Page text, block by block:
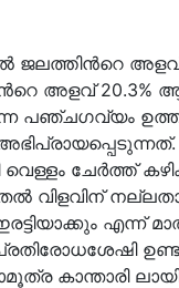
ജലത്തിൻറെ അളവ്
അളവ് 20.3%
പഞ്ചഗവ്യം
വെള്ളം ചേർത്ത്
വിളവിന്
എന്ന്
കാന്താരി